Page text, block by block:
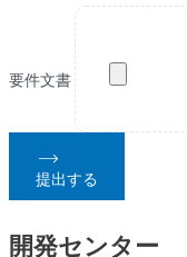
要件文書
提出する
開発センター